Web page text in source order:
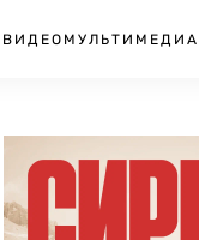
ВИДЕО МУЛЬТИМЕДИА